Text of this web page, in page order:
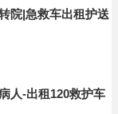
院|急救车出租护送
人-出租120救护车